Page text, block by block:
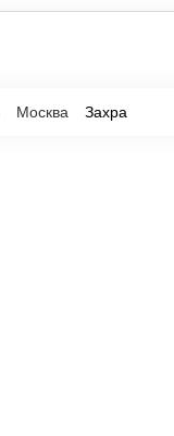
Москва Захра